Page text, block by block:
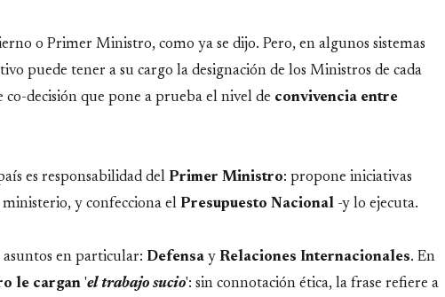
o Primer Ministro, como ya se dijo. Pero, en algunos sistemas
puede tener a su cargo la designación de los Ministros de cada
co-decisión que pone a prueba el nivel de convivencia entre
es responsabilidad del Primer Ministro: propone iniciativas
ministerio, y confecciona el Presupuesto Nacional -y lo ejecuta.
asuntos en particular: Defensa y Relaciones Internacionales. En
le cargan 'el trabajo sucio': sin connotación ética, la frase refiere a